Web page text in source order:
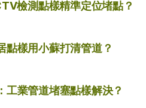
檢測點樣精準定位堵點？
點樣用小蘇打清管道？
工業管道堵塞點樣解決？